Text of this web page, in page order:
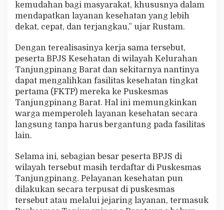
kemudahan bagi masyarakat, khususnya dalam
mendapatkan layanan kesehatan yang lebih
dekat, cepat, dan terjangkau,” ujar Rustam.
Dengan terealisasinya kerja sama tersebut,
peserta BPJS Kesehatan di wilayah Kelurahan
Tanjungpinang Barat dan sekitarnya nantinya
dapat mengalihkan fasilitas kesehatan tingkat
pertama (FKTP) mereka ke Puskesmas
Tanjungpinang Barat. Hal ini memungkinkan
warga memperoleh layanan kesehatan secara
langsung tanpa harus bergantung pada fasilitas
lain.
Selama ini, sebagian besar peserta BPJS di
wilayah tersebut masih terdaftar di Puskesmas
Tanjungpinang. Pelayanan kesehatan pun
dilakukan secara terpusat di puskesmas
tersebut atau melalui jejaring layanan, termasuk